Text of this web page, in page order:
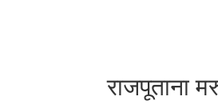
राजपूताना